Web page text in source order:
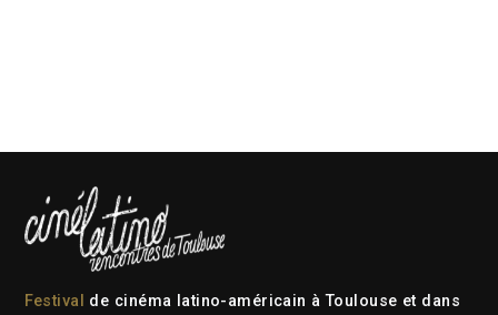
Festival
de cinéma latino-américain à Toulouse et dans